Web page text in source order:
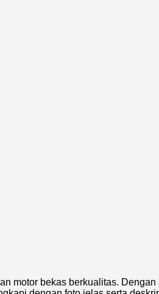
motor bekas berkualitas.